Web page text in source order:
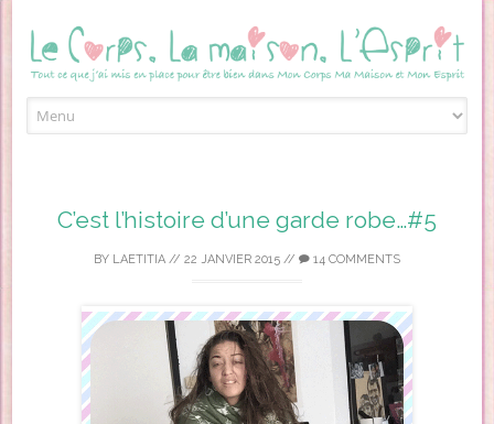
C’est l’histoire d’une garde robe…#5
BY LAETITIA // 22 JANVIER 2015 // 14 COMMENTS